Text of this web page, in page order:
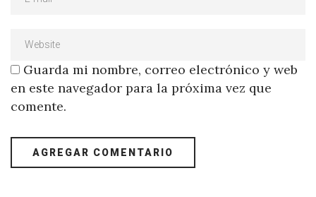
Guarda mi nombre, correo electrónico y web
en este navegador para la próxima vez que
comente.